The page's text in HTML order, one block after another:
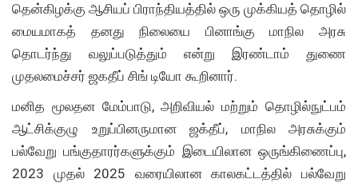
தென்கிழக்கு ஆசியப் பிராந்தியத்தில் ஒரு முக்கியத் தொழில்
மையமாகத் தனது நிலையை பினாங்கு மாநில அரசு
தொடர்ந்து வலுப்படுத்தும் என்று இரண்டாம் துணை
முதலமைச்சர் ஜகதீப் சிங் டியோ கூறினார்.
மனித மூலதன மேம்பாடு, அறிவியல் மற்றும் தொழில்நுட்பம்
ஆட்சிக்குழு உறுப்பினருமான ஜக்தீப், மாநில அரசுக்கும்
பல்வேறு பங்குதாரர்களுக்கும் இடையிலான ஒருங்கிணைப்பு,
2023 முதல் 2025 வரையிலான காலகட்டத்தில் பல்வேறு